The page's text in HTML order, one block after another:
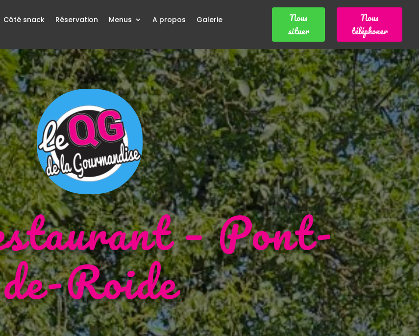
Côté snack Réservation Menus A propos
Galerie
Nous
situer
Nous
téléphoner
– Pont-
de-Roide